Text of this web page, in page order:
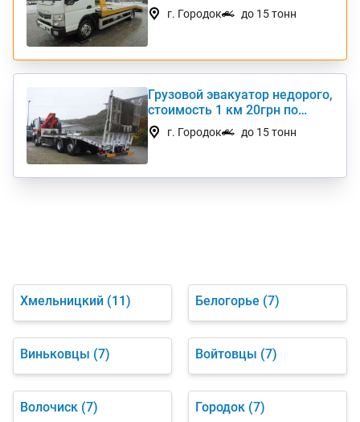
г. Городок до 15 тонн
Грузовой эвакуатор недорого,
стоимость 1 км 20грн по
Украине
г. Городок до 15 тонн
Хмельницкий (11) Белогорье (7)
Виньковцы (7) Войтовцы (7)
Волочиск (7) Городок (7)